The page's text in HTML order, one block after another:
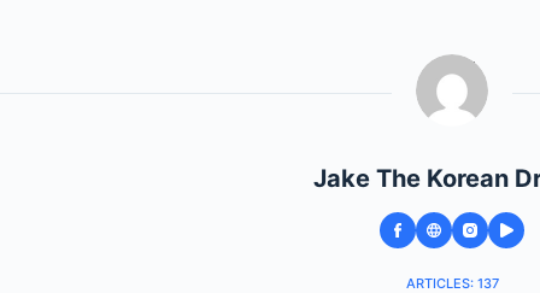
Jake The Korean
ARTICLES: 137